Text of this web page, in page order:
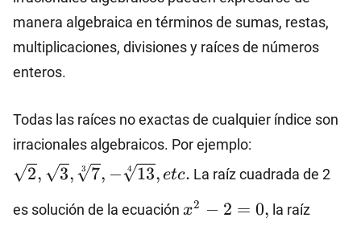
manera algebraica en términos de sumas, restas,
multiplicaciones, divisiones y raíces de números
enteros.
Todas las raíces no exactas de cualquier índice son
irracionales algebraicos. Por ejemplo:
\sqrt{3},
\sqrt[3]
{7}, -
2, 3, 3 7, − 4 13, etc. La raíz cuadrada de 2
es solución de la ecuación x^2-
x2 − 2 = 0, la raíz